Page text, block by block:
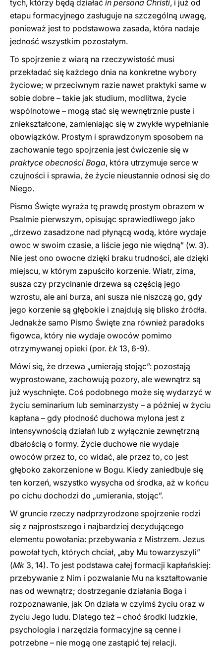
tych, którzy będą działać in persona Christi, i już od
etapu formacyjnego zasługuje na szczególną uwagę,
ponieważ jest to podstawowa zasada, która nadaje
jedność wszystkim pozostałym.
To spojrzenie z wiarą na rzeczywistość musi
przekładać się każdego dnia na konkretne wybory
życiowe; w przeciwnym razie nawet praktyki same w
sobie dobre – takie jak studium, modlitwa, życie
wspólnotowe – mogą stać się wewnętrznie puste i
zniekształcone, zamieniając się w zwykłe wypełnianie
obowiązków. Prostym i sprawdzonym sposobem na
zachowanie tego spojrzenia jest ćwiczenie się w
praktyce obecności Boga, która utrzymuje serce w
czujności i sprawia, że życie nieustannie odnosi się do
Niego.
Pismo Święte wyraża tę prawdę prostym obrazem w
Psalmie pierwszym, opisując sprawiedliwego jako
„drzewo zasadzone nad płynącą wodą, które wydaje
owoc w swoim czasie, a liście jego nie więdną” (w. 3).
Nie jest ono owocne dzięki braku trudności, ale dzięki
miejscu, w którym zapuściło korzenie. Wiatr, zima,
susza czy przycinanie drzewa są częścią jego
wzrostu, ale ani burza, ani susza nie niszczą go, gdy
jego korzenie są głębokie i znajdują się blisko źródła.
Jednakże samo Pismo Święte zna również paradoks
figowca, który nie wydaje owoców pomimo
otrzymywanej opieki (por. Łk 13, 6-9).
Mówi się, że drzewa „umierają stojąc”: pozostają
wyprostowane, zachowują pozory, ale wewnątrz są
już wyschnięte. Coś podobnego może się wydarzyć w
życiu seminarium lub seminarzysty – a później w życiu
kapłana – gdy płodność duchowa mylona jest z
intensywnością działań lub z wyłącznie zewnętrzną
dbałością o formy. Życie duchowe nie wydaje
owoców przez to, co widać, ale przez to, co jest
głęboko zakorzenione w Bogu. Kiedy zaniedbuje się
ten korzeń, wszystko wysycha od środka, aż w końcu
po cichu dochodzi do „umierania, stojąc”.
W gruncie rzeczy nadprzyrodzone spojrzenie rodzi
się z najprostszego i najbardziej decydującego
elementu powołania: przebywania z Mistrzem. Jezus
powołał tych, których chciał, „aby Mu towarzyszyli”
(Mk 3, 14). To jest podstawa całej formacji kapłańskiej:
przebywanie z Nim i pozwalanie Mu na kształtowanie
nas od wewnątrz; dostrzeganie działania Boga i
rozpoznawanie, jak On działa w czyimś życiu oraz w
życiu Jego ludu. Dlatego też – choć środki ludzkie,
psychologia i narzędzia formacyjne są cenne i
potrzebne – nie mogą one zastąpić tej relacji.